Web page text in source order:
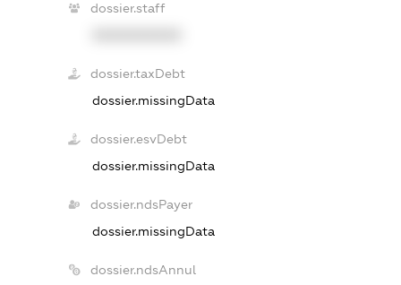
dossier.staff
dossier.taxDebt
dossier.missingData
dossier.esvDebt
dossier.missingData
dossier.ndsPayer
dossier.missingData
dossier.ndsAnnul